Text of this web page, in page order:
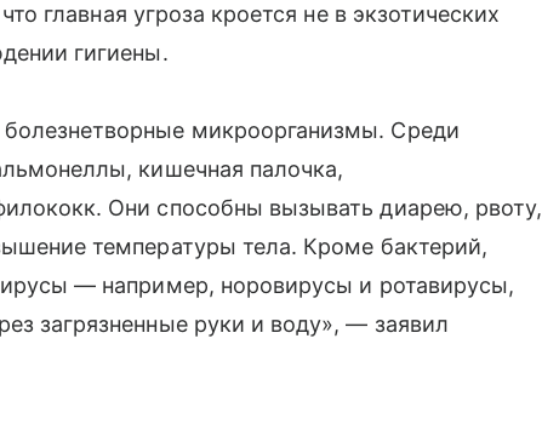
главная угроза кроется не в экзотических
гигиены.
микроорганизмы. Среди
кишечная палочка,
Они способны вызывать диарею, рвоту,
температуры тела. Кроме бактерий,
— например, норовирусы и ротавирусы,
загрязненные руки и воду», — заявил